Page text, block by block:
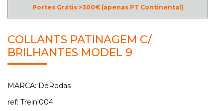
SKATES
Portes Grátis >300€ (apenas PT Continental)
COLLANTS PATINAGEM C/
BRILHANTES MODEL 9
MARCA: DeRodas
ref: Treini004